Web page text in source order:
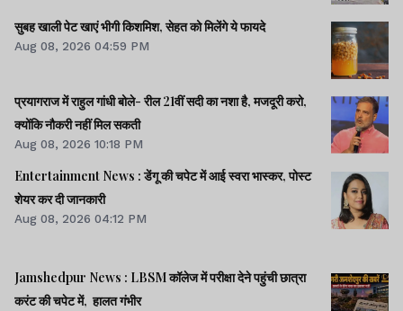
सुबह खाली पेट खाएं भीगी किशमिश, सेहत को मिलेंगे ये फायदे
Aug 08, 2026 04:59 PM
प्रयागराज में राहुल गांधी बोले- रील 21वीं सदी का नशा है, मजदूरी करो,
क्योंकि नौकरी नहीं मिल सकती
Aug 08, 2026 10:18 PM
Entertainment News : डेंगू की चपेट में आई स्वरा भास्कर, पोस्ट
शेयर कर दी जानकारी
Aug 08, 2026 04:12 PM
Jamshedpur News : LBSM कॉलेज में परीक्षा देने पहुंची छात्रा
करंट की चपेट में, हालत गंभीर